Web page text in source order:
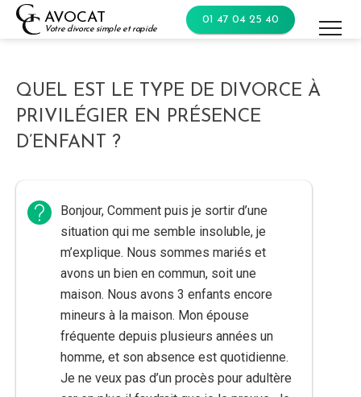
Skip
AVOCAT
Votre divorce simple et rapide
01 47 04 25 40
QUEL EST LE TYPE DE DIVORCE À
PRIVILÉGIER EN PRÉSENCE
D’ENFANT ?
Bonjour, Comment puis je sortir d’une
situation qui me semble insoluble, je
m’explique. Nous sommes mariés et
avons un bien en commun, soit une
maison. Nous avons 3 enfants encore
mineurs à la maison. Mon épouse
fréquente depuis plusieurs années un
homme, et son absence est quotidienne.
Je ne veux pas d’un procès pour adultère